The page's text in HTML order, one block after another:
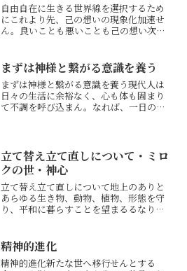
自由自在に生きる世界線を選択するため
にこれより先、己の想いの現象化加速せ
ん。良いことも悪いことも己の想い次第
き魂へと進化する者と、ますます魂を穢
し生きる者と分かれゆかん...
まずは神様と繋がる意識を養う
まずは神様と繋がる意識を養う現代人は
日々の生活に余裕なく、心も体も固まり
て不調を呼び込まん。なれば、一日の少
がりて神氣、体内に流れん...
立て替え立て直しについて・ミロ
クの世・神心
立て替え立て直しについて地上のありと
あらゆる生き物、動物、植物、形態を守
り、平和に暮らすことを望まるるなり。
しにて様々な問題表面化せし。表面化せ
ずば、治療もできず。表面...
精神的進化
精神的進化新たな世へ移行せんとする